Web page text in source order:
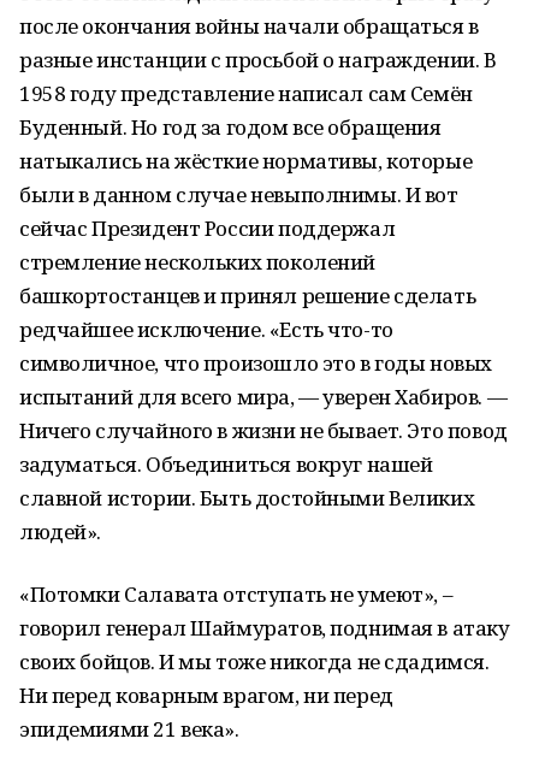
после окончания войны начали обращаться в
разные инстанции с просьбой о награждении. В
1958 году представление написал сам Семён
Буденный. Но год за годом все обращения
натыкались на жёсткие нормативы, которые
были в данном случае невыполнимы. И вот
сейчас Президент России поддержал
стремление нескольких поколений
башкортостанцев и принял решение сделать
редчайшее исключение. «Есть что-то
символичное, что произошло это в годы новых
испытаний для всего мира, — уверен Хабиров. —
Ничего случайного в жизни не бывает. Это повод
задуматься. Объединиться вокруг нашей
славной истории. Быть достойными Великих
людей».
«Потомки Салавата отступать не умеют», –
говорил генерал Шаймуратов, поднимая в атаку
своих бойцов. И мы тоже никогда не сдадимся.
Ни перед коварным врагом, ни перед
эпидемиями 21 века».